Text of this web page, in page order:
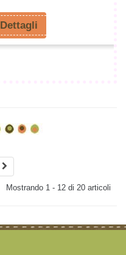
Dettagli
Mostrando 1 - 12 di 20 articoli